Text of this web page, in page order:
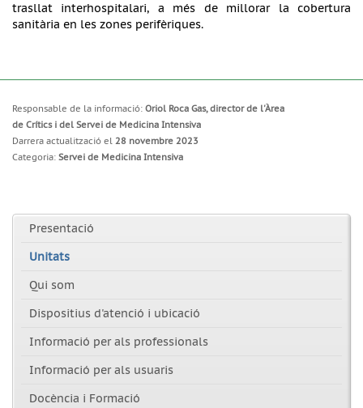
trasllat interhospitalari, a més de millorar la cobertura
sanitària en les zones perifèriques.
Responsable de la informació: Oriol Roca Gas, director de l'Àrea
de Crítics i del Servei de Medicina Intensiva
Darrera actualització el 28 novembre 2023
Categoria: Servei de Medicina Intensiva
Presentació
Unitats
Qui som
Dispositius d'atenció i ubicació
Informació per als professionals
Informació per als usuaris
Docència i Formació